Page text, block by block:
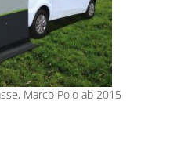
Marco Polo ab 2015